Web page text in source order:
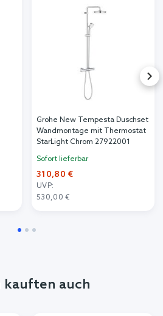
Grohe New Tempesta Duschset
Wandmontage mit Thermostat
StarLight Chrom 27922001
Sofort lieferbar
310,80 €
UVP:
530,00 €
kauften auch